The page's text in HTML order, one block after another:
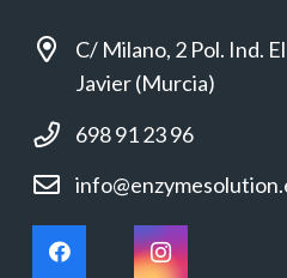
C/ Milano, 2 Pol. Ind.
Javier (Murcia)
698 91 23 96